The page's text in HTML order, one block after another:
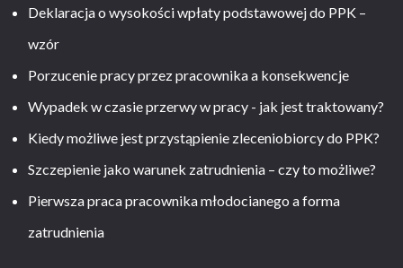
Deklaracja o wysokości wpłaty podstawowej do PPK –
wzór
Porzucenie pracy przez pracownika a konsekwencje
Wypadek w czasie przerwy w pracy - jak jest traktowany?
Kiedy możliwe jest przystąpienie zleceniobiorcy do PPK?
Szczepienie jako warunek zatrudnienia – czy to możliwe?
Pierwsza praca pracownika młodocianego a forma
zatrudnienia